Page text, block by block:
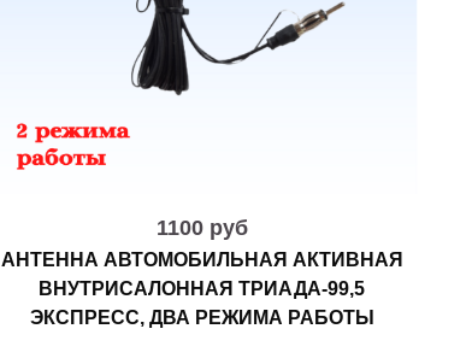
1100 руб
АНТЕННА АВТОМОБИЛЬНАЯ АКТИВНАЯ
ВНУТРИСАЛОННАЯ ТРИАДА-99,5
ЭКСПРЕСС, ДВА РЕЖИМА РАБОТЫ